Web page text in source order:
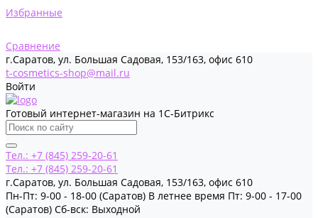
Избранные
Сравнение
г.Саратов, ул. Большая Садовая, 153/163, офис 610
t-cosmetics-shop@mail.ru
Войти
Готовый интернет-магазин на 1С-Битрикс
Тел.: +7 (845) 259-20-61
Тел.: +7 (845) 259-20-61
г.Саратов, ул. Большая Садовая, 153/163, офис 610
Пн-Пт: 9-00 - 18-00 (Саратов) В летнее время Пт: 9-00 - 17-00
(Саратов) Сб-вск: Выходной